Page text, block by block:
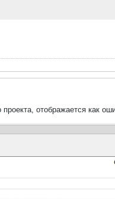
отображается как